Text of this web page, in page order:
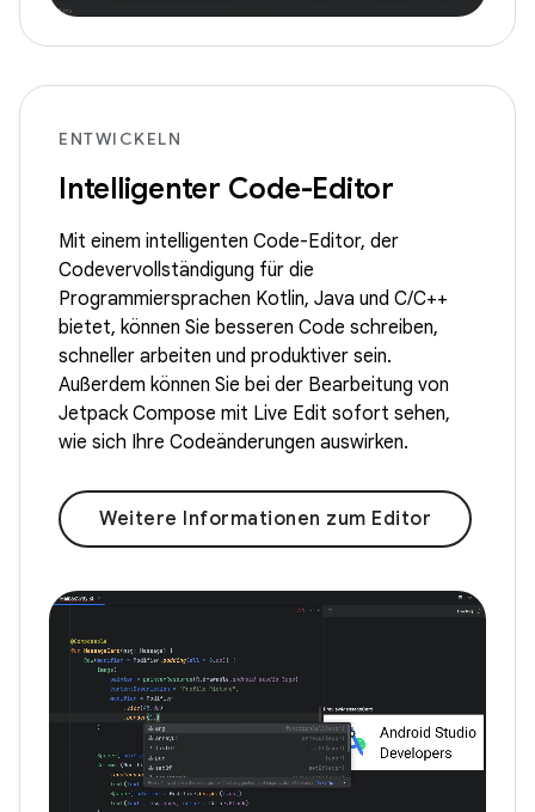
ENTWICKELN
Intelligenter Code-Editor
Mit einem intelligenten Code-Editor, der
Codevervollständigung für die
Programmiersprachen Kotlin, Java und C/C++
bietet, können Sie besseren Code schreiben,
schneller arbeiten und produktiver sein.
Außerdem können Sie bei der Bearbeitung von
Jetpack Compose mit Live Edit sofort sehen,
wie sich Ihre Codeänderungen auswirken.
Weitere Informationen zum Editor